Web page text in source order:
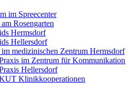
im Spreecenter
Rosengarten
Hermsdorf
Hellersdorf
medizinischen Zentrum Hermsdorf
im Zentrum für Kommunikation
Hellersdorf
Klinikkooperationen